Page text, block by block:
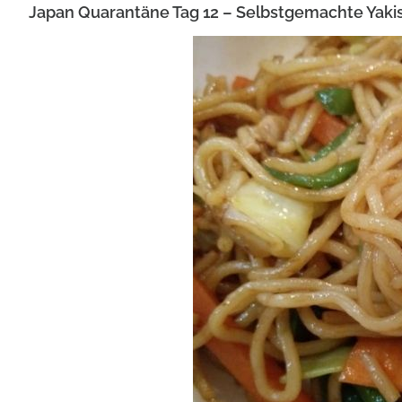
Japan Quarantäne Tag 12 – Selbstgemachte